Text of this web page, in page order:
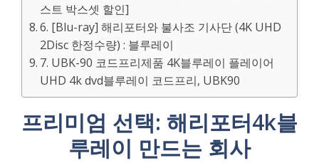
스트 박스셋 할인]
6. [Blu-ray] 해리포터와 불사조 기사단 (4K UHD
2Disc 한정수량) : 블루레이
7. UBK-90 코드프리제품 4K블루레이 플레이어
UHD 4k dvd블루레이 코드프리, UBK90
프리미엄 선택: 해리포터4k블
루레이 만드는 회사